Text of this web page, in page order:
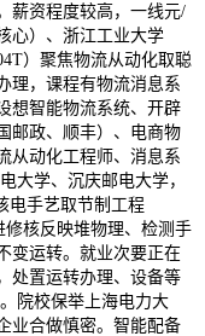
薪资程度较高，一线元/
心）、浙江工业大学
）聚焦物流从动化取聪
理，课程有物流消息系
想智能物流系统、开辟
邮政、顺丰）、电商物
从动化工程师、消息系
大学、沉庆邮电大学，
电手艺取节制工程
修核反映堆物理、检测手
变运转。就业次要正在
处置运转办理、设备等
院校保举上海电力大
业合做慎密。智能配备